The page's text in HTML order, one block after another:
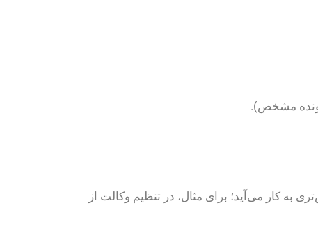
مشخص).
به کار می‌آید؛ برای مثال، در تنظیم وکالت از